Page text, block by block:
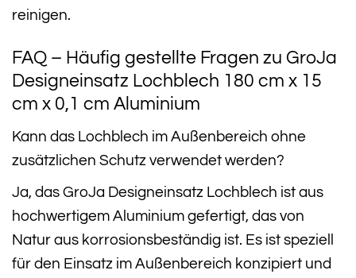
reinigen.
FAQ – Häufig gestellte Fragen zu GroJa
Designeinsatz Lochblech 180 cm x 15
cm x 0,1 cm Aluminium
Kann das Lochblech im Außenbereich ohne
zusätzlichen Schutz verwendet werden?
Ja, das GroJa Designeinsatz Lochblech ist aus
hochwertigem Aluminium gefertigt, das von
Natur aus korrosionsbeständig ist. Es ist speziell
für den Einsatz im Außenbereich konzipiert und